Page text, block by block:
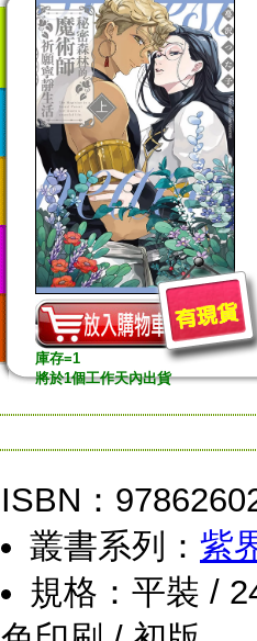
庫存=1
將於1個工作天內出貨
ISBN：
叢書系列： 紫
規格：平裝 /